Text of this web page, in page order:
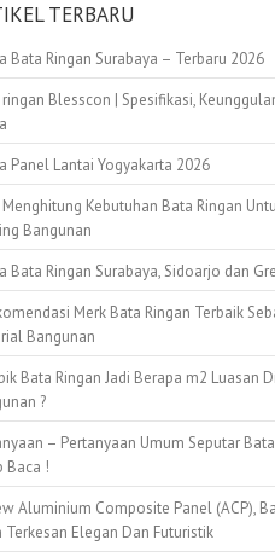
TERBARU
Bata Ringan Surabaya – Terbaru 2026
Blesscon | Spesifikasi,
Panel Lantai Yogyakarta 2026
Menghitung Kebutuhan Bata Ringan
Bangunan
Bata Ringan Surabaya, Sidoarjo dan
Merk Bata Ringan Terbaik
Bangunan
Bata Ringan Jadi Berapa m2 Luasan
?
– Pertanyaan Umum Seputar
Baca !
Aluminium Composite Panel (ACP),
Terkesan Elegan Dan Futuristik